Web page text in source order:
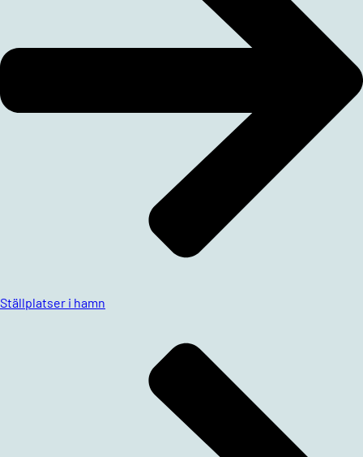
Ställplatser i hamn